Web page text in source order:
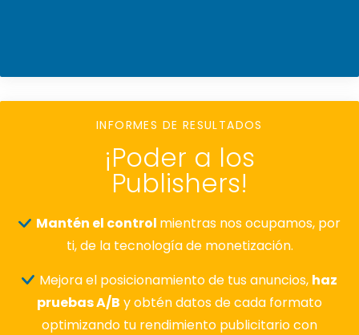
INFORMES DE RESULTADOS
¡Poder a los
Publishers!
Mantén el control mientras nos ocupamos, por
ti, de la tecnología de monetización.
Mejora el posicionamiento de tus anuncios, haz
pruebas A/B y obtén datos de cada formato
optimizando tu rendimiento publicitario con